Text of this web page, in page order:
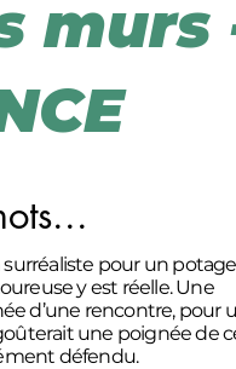
murs
pour un
y est réelle. Une
d’une rencontre, pour
une poignée de
défendu.